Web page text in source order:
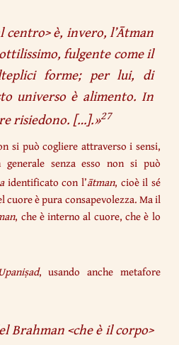
centro> è, invero, l’Ātman
fulgente come il
forme; per lui, di
universo è alimento. In
risiedono.[…].»27
si può cogliere attraverso i sensi,
senza esso non si può
identificato con l’ātman, cioè il sé
cuore è pura consapevolezza. Ma il
, che è interno al cuore, che è lo
Upaniṣad, usando anche metafore
Brahman <che è il corpo>